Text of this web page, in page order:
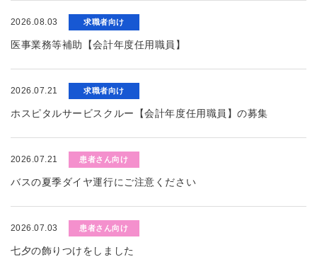
2026.08.03 求職者向け
医事業務等補助【会計年度任用職員】
2026.07.21 求職者向け
ホスピタルサービスクルー【会計年度任用職員】の募集
2026.07.21 患者さん向け
バスの夏季ダイヤ運行にご注意ください
2026.07.03 患者さん向け
七夕の飾りつけをしました